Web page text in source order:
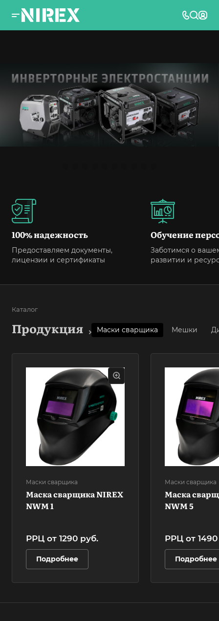
100% надежность
Предоставляем документы,
лицензии и сертификаты
Обучение
Заботимся о
развитии и
Каталог
Продукция Маски сварщика Мешки
Маски сварщика
Маска сварщика NIREX
NWM 1
РРЦ от 1290 руб.
Подробнее
Маски сварщика
Маска
NWM 5
РРЦ от
Подробнее